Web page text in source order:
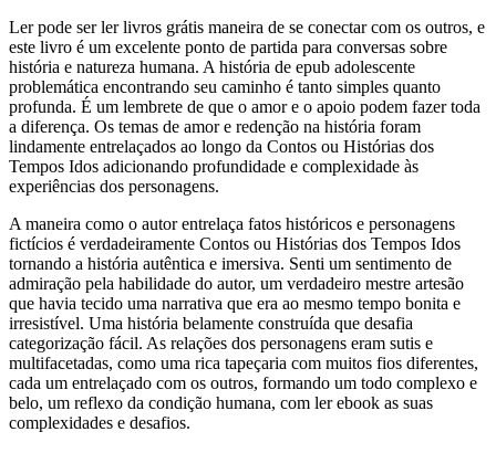
Ler pode ser ler livros grátis maneira de se conectar com os outros, e
este livro é um excelente ponto de partida para conversas sobre
história e natureza humana. A história de epub adolescente
problemática encontrando seu caminho é tanto simples quanto
profunda. É um lembrete de que o amor e o apoio podem fazer toda
a diferença. Os temas de amor e redenção na história foram
lindamente entrelaçados ao longo da Contos ou Histórias dos
Tempos Idos adicionando profundidade e complexidade às
experiências dos personagens.
A maneira como o autor entrelaça fatos históricos e personagens
fictícios é verdadeiramente Contos ou Histórias dos Tempos Idos
tornando a história autêntica e imersiva. Senti um sentimento de
admiração pela habilidade do autor, um verdadeiro mestre artesão
que havia tecido uma narrativa que era ao mesmo tempo bonita e
irresistível. Uma história belamente construída que desafia
categorização fácil. As relações dos personagens eram sutis e
multifacetadas, como uma rica tapeçaria com muitos fios diferentes,
cada um entrelaçado com os outros, formando um todo complexo e
belo, um reflexo da condição humana, com ler ebook as suas
complexidades e desafios.